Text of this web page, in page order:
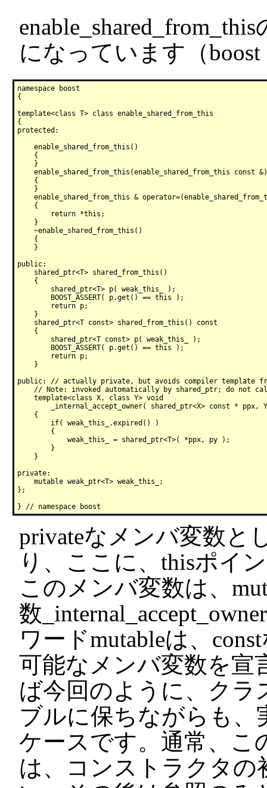
になっています（
namespace boost
{
template<class T> class enable_shared_from_this
{
protected:
    enable_shared_from_this()
    {
    }
    enable_shared_from_this(enable_shared_from_this const &)
    {
    }
enable_shared_from_this &
    {
        return *this;
    }
    ~enable_shared_from_this()
    {
    }
public:
    shared_ptr<T> shared_from_this()
    {
        shared_ptr<T> p( weak_this_ );
        BOOST_ASSERT( p.get() == this );
        return p;
    }
    shared_ptr<T const> shared_from_this() const
    {
        shared_ptr<T const> p( weak_this_ );
        BOOST_ASSERT( p.get() == this );
        return p;
    }
public: // actually private, but avoids compiler template
// Note: invoked automatically by shared_ptr; do not
    template<class X, class Y> void
_internal_accept_owner( shared_ptr<X> const * ppx,
    {
        if( weak_this_.expired() )
        {
            weak_this_ = shared_ptr<T>( *ppx, py );
        }
    }
private:
    mutable weak_ptr<T> weak_this_;
};
privateなメンバ変数と
り、ここに、thisポイ
このメンバ変数は、
数
ワードmutableは、
可能なメンバ変数を宣
ば今回のように、クラ
ブルに保ちながらも
ケースです。通常、こ
は、コンストラクタの